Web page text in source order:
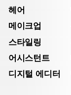
헤어
메이크업
스타일링
어시스턴트
디지털 에디터